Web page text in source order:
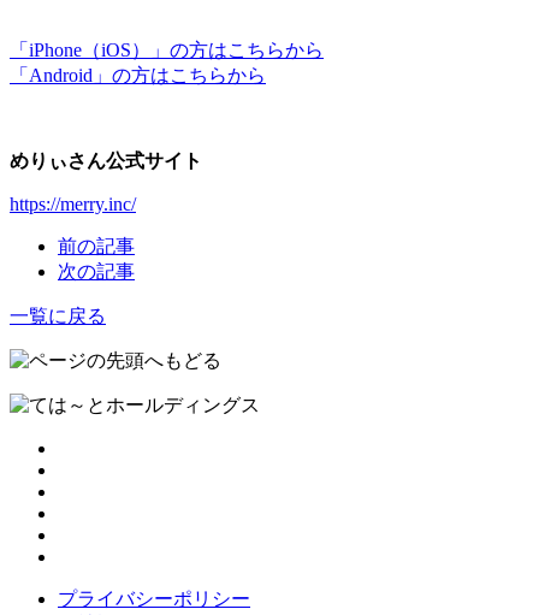
「iPhone（iOS）」の方はこちらから
「Android」の方はこちらから
めりぃさん公式サイト
https://merry.inc/
前の記事
次の記事
一覧に戻る
プライバシーポリシー